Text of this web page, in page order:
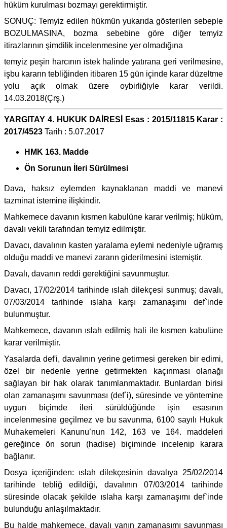
hüküm kurulması bozmayı gerektirmiştir.
SONUÇ: Temyiz edilen hükmün yukarıda gösterilen sebeple
BOZULMASINA, bozma sebebine göre diğer temyiz
itirazlarının şimdilik incelenmesine yer olmadığına
temyiz peşin harcının istek halinde yatırana geri verilmesine,
işbu kararın tebliğinden itibaren 15 gün içinde karar düzeltme
yolu açık olmak üzere oybirliğiyle karar verildi.
14.03.2018(Çrş.)
YARGITAY 4. HUKUK DAİRESİ Esas : 2015/11815 Karar :
2017/4523 Tarih : 5.07.2017
HMK 163. Madde
Ön Sorunun İleri Sürülmesi
Dava, haksız eylemden kaynaklanan maddi ve manevi
tazminat istemine ilişkindir.
Mahkemece davanın kısmen kabulüne karar verilmiş; hüküm,
davalı vekili tarafından temyiz edilmiştir.
Davacı, davalının kasten yaralama eylemi nedeniyle uğramış
olduğu maddi ve manevi zararın giderilmesini istemiştir.
Davalı, davanın reddi gerektiğini savunmuştur.
Davacı, 17/02/2014 tarihinde ıslah dilekçesi sunmuş; davalı,
07/03/2014 tarihinde ıslaha karşı zamanaşımı def`inde
bulunmuştur.
Mahkemece, davanın ıslah edilmiş hali ile kısmen kabulüne
karar verilmiştir.
Yasalarda def'i, davalının yerine getirmesi gereken bir edimi,
özel bir nedenle yerine getirmekten kaçınması olanağı
sağlayan bir hak olarak tanımlanmaktadır. Bunlardan birisi
olan zamanaşımı savunması (def`i), süresinde ve yöntemine
uygun biçimde ileri sürüldüğünde işin esasının
incelenmesine geçilmez ve bu savunma, 6100 sayılı Hukuk
Muhakemeleri Kanunu’nun 142, 163 ve 164. maddeleri
gereğince ön sorun (hadise) biçiminde incelenip karara
bağlanır.
Dosya içeriğinden: ıslah dilekçesinin davalıya 25/02/2014
tarihinde tebliğ edildiği, davalının 07/03/2014 tarihinde
süresinde olacak şekilde ıslaha karşı zamanaşımı def`inde
bulunduğu anlaşılmaktadır.
Bu halde mahkemece, davalı yanın zamanaşımı savunması